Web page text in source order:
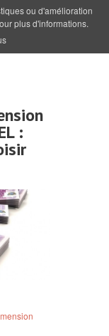
:
ou d'amélioration
plus d'informations.